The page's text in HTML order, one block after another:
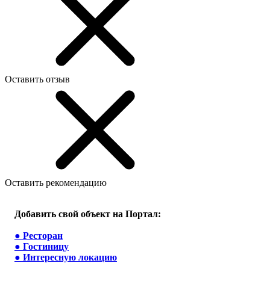
Оставить отзыв
Оставить рекомендацию
Добавить свой объект на Портал:
● Ресторан
● Гостиницу
● Интересную локацию